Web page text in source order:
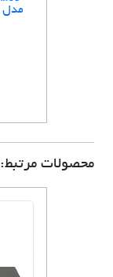
محصولات مرتبط: